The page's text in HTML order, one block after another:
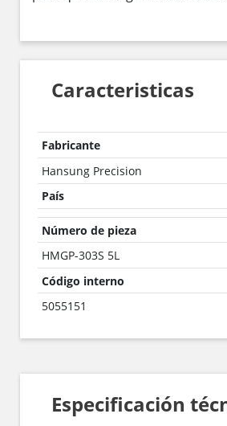
Caracteristicas
Fabricante
Hansung Precision
País
Número de pieza
HMGP-303S 5L
Código interno
5055151
Especificación